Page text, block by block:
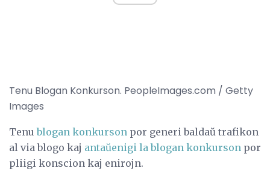
Tenu Blogan Konkurson. PeopleImages.com / Getty
Images
Tenublogan konkurson por generi baldaŭ trafikon
al via blogo kaj antaŭenigi la blogan konkurson por
pliigi konscion kaj enirojn.